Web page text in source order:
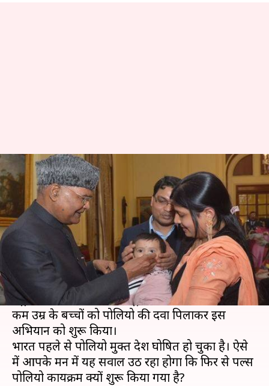
पोलियो मुक्त भारत में पल्स पोलियो
कार्यक्रम अभी भी क्यों चल रहा है?
लेखन प्रमोद कुमार Jan 20, 2020 05:40 pm
क्या है खबर?
बीते शनिवार यानी 18 जनवरी को राष्ट्रपति भवन से इस
साल के पल्स पोलिया कार्यक्रम की शुरुआत की गई।
राष्ट्रपति रामनाथ कोविंद ने राष्ट्रपति भवन में पांच साल से
कम उम्र के बच्चों को पोलियो की दवा पिलाकर इस
अभियान को शुरू किया।
भारत पहले से पोलियो मुक्त देश घोषित हो चुका है। ऐसे
में आपके मन में यह सवाल उठ रहा होगा कि फिर से पल्स
पोलियो कार्यक्रम क्यों शुरू किया गया है?